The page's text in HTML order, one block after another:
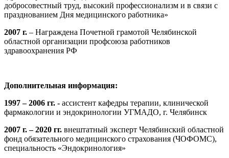
добросовестный труд, высокий профессионализм и в связи с
празднованием Дня медицинского работника»
2007 г. – Награждена Почетной грамотой Челябинской
областной организации профсоюза работников
здравоохранения РФ
Дополнительная информация:
1997 – 2006 гг. - ассистент кафедры терапии, клинической
фармакологии и эндокринологии УГМАДО, г. Челябинск
2007 г. – 2020 гг. внештатный эксперт Челябинский областной
фонд обязательного медицинского страхования (ЧОФОМС),
специальность «Эндокринология»